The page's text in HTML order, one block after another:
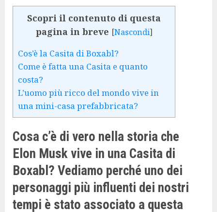
Scopri il contenuto di questa
pagina in breve [Nascondi]
Cos’è la Casita di Boxabl?
Come è fatta una Casita e quanto
costa?
L’uomo più ricco del mondo vive in
una mini-casa prefabbricata?
Cosa c’è di vero nella storia che
Elon Musk vive in una Casita di
Boxabl? Vediamo perché uno dei
personaggi più influenti dei nostri
tempi è stato associato a questa